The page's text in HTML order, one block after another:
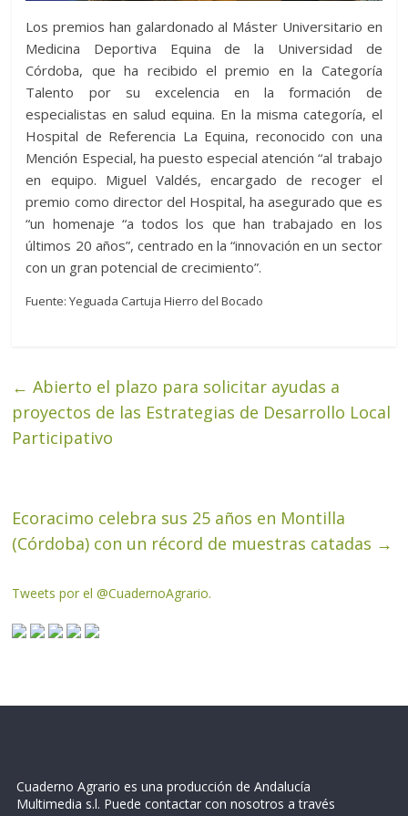
Los premios han galardonado al Máster Universitario en
Medicina Deportiva Equina de la Universidad de
Córdoba, que ha recibido el premio en la Categoría
Talento por su excelencia en la formación de
especialistas en salud equina. En la misma categoría, el
Hospital de Referencia La Equina, reconocido con una
Mención Especial, ha puesto especial atención “al trabajo
en equipo. Miguel Valdés, encargado de recoger el
premio como director del Hospital, ha asegurado que es
“un homenaje “a todos los que han trabajado en los
últimos 20 años”, centrado en la “innovación en un sector
con un gran potencial de crecimiento”.
Fuente: Yeguada Cartuja Hierro del Bocado
← Abierto el plazo para solicitar ayudas a
proyectos de las Estrategias de Desarrollo Local
Participativo
Ecoracimo celebra sus 25 años en Montilla
(Córdoba) con un récord de muestras catadas →
Tweets por el @CuadernoAgrario.
Cuaderno Agrario es una producción de Andalucía
Multimedia s.l. Puede contactar con nosotros a través